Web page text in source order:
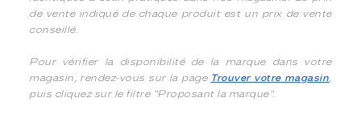
de vente indiqué de chaque produit est un prix de vente
conseillé.
Pour vérifier la disponibilité de la marque dans votre
magasin, rendez-vous sur la page Trouver votre magasin,
puis cliquez sur le filtre "Proposant la marque".